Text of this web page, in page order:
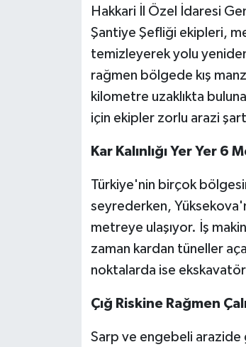
Hakkari İl Özel İdaresi
Şantiye Şefliği ekipleri,
temizleyerek yolu yeniden
rağmen bölgede kış
kilometre uzaklıkta
için ekipler zorlu arazi
Kar Kalınlığı Yer Yer 6
Türkiye'nin birçok
seyrederken,
metreye ulaşıyor. İş
zaman kardan tüneller
noktalarda ise
Çığ Riskine Rağmen
Sarp ve engebeli arazide